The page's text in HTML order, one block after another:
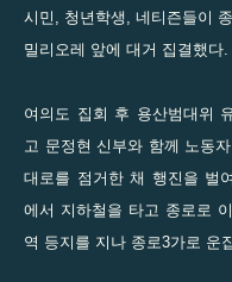
시민, 청년학생, 네티즌들이
밀리오레 앞에 대거 집결했다.
여의도 집회 후 용산범대위
고 문정현 신부와 함께 노동
대로를 점거한 채 행진을 벌
에서 지하철을 타고 종로로
역 등지를 지나 종로3가로 운